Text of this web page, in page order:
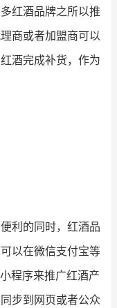
红酒品牌之所以推
商或者加盟商可以
酒完成补货，作为
利的同时，红酒品
以在微信支付宝等
程序来推广红酒产
步到网页或者公众